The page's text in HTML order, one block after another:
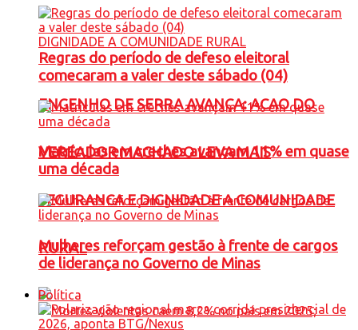
ENGENHO DE SERRA AVANÇA: ACAO DO
VEREADOR MACHADO LEVA MAIS
SEGURANCA E DIGNIDADE A COMUNIDADE
RURAL
Regras do período de defeso eleitoral
comecaram a valer deste sábado (04)
Matrículas em creches avançam 11% em quase
uma década
Mulheres reforçam gestão à frente de cargos
de liderança no Governo de Minas
Política